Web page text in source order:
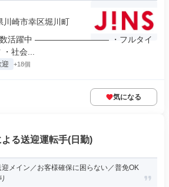
川崎市幸区堀川町
数活躍中 ――――――――― ・フルタイ
社会...
迎 +18個
気になる
る送迎運転手(日勤)
メイン／お客様確保に困らない／普免OK